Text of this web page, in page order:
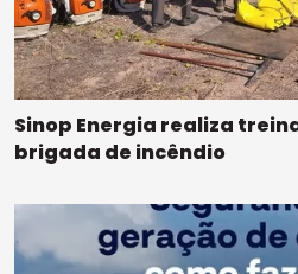
Sinop Energia realiza
brigada de incêndio